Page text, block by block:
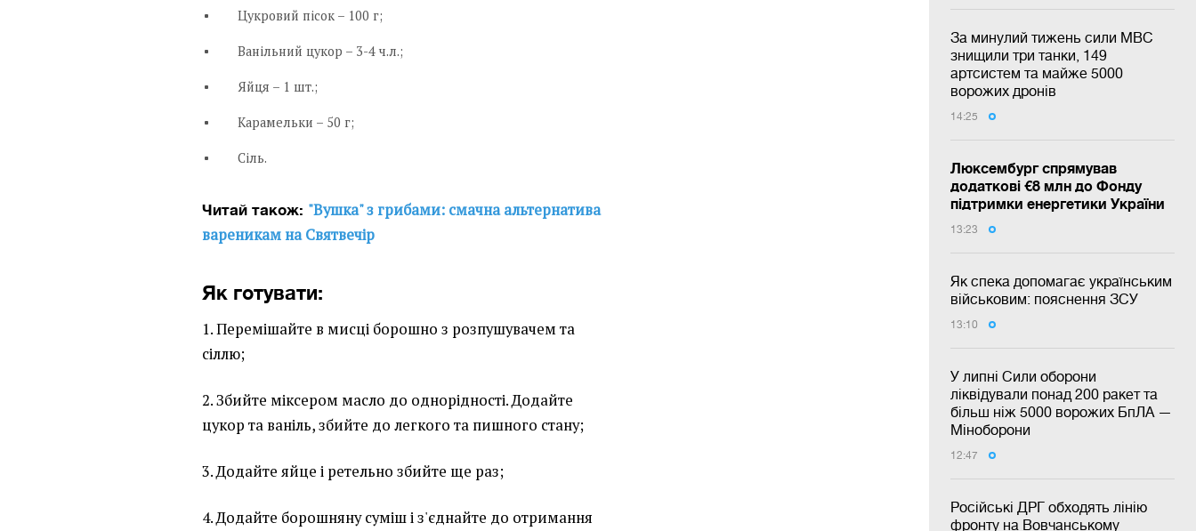
За минулий тижень сили МВС
знищили три танки, 149
артсистем та майже 5000
ворожих дронів
14:25
Люксембург спрямував
додаткові €8 млн до Фонду
підтримки енергетики України
13:23
Як спека допомагає українським
військовим: пояснення ЗСУ
13:10
У липні Сили оборони
ліквідували понад 200 ракет та
більш ніж 5000 ворожих БпЛА —
Міноборони
12:47
Російські ДРГ обходять лінію
фронту на Вовчанському
Цукровий пісок – 100 г;
Ванільний цукор – 3-4 ч.л.;
Яйця – 1 шт.;
Карамельки – 50 г;
Сіль.
Читай також: "Вушка" з грибами: смачна альтернатива
вареникам на Святвечір
Як готувати:
1. Перемішайте в мисці борошно з розпушувачем та
сіллю;
2. Збийте міксером масло до однорідності. Додайте
цукор та ваніль, збийте до легкого та пишного стану;
3. Додайте яйце і ретельно збийте ще раз;
4. Додайте борошняну суміш і з'єднайте до отримання